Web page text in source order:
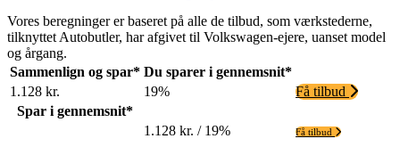
Vores beregninger er baseret på alle de tilbud, som værkstederne,
tilknyttet Autobutler, har afgivet til Volkswagen-ejere, uanset model
og årgang.
Sammenlign og spar* Du sparer i gennemsnit*
1.128 kr.
19%
Få tilbud
Spar i gennemsnit*
1.128 kr. / 19%
Få tilbud